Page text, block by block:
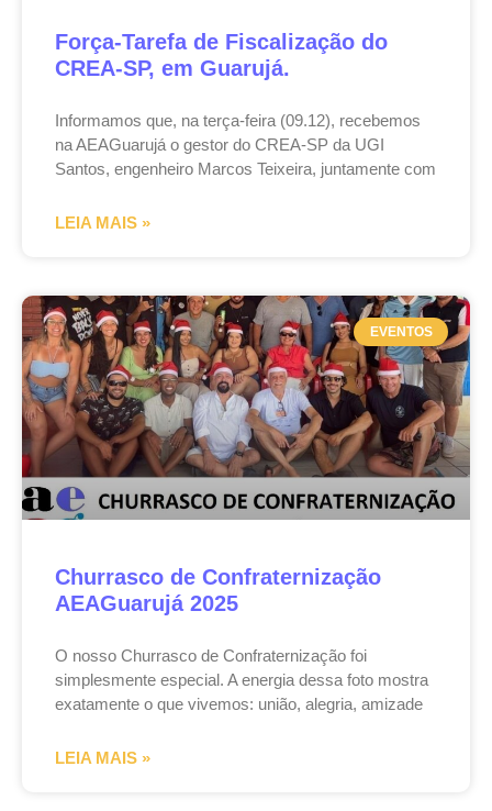
Força-Tarefa de Fiscalização do
CREA-SP, em Guarujá.
Informamos que, na terça-feira (09.12), recebemos
na AEAGuarujá o gestor do CREA-SP da UGI
Santos, engenheiro Marcos Teixeira, juntamente com
LEIA MAIS »
EVENTOS
Churrasco de Confraternização
AEAGuarujá 2025
O nosso Churrasco de Confraternização foi
simplesmente especial. A energia dessa foto mostra
exatamente o que vivemos: união, alegria, amizade
LEIA MAIS »